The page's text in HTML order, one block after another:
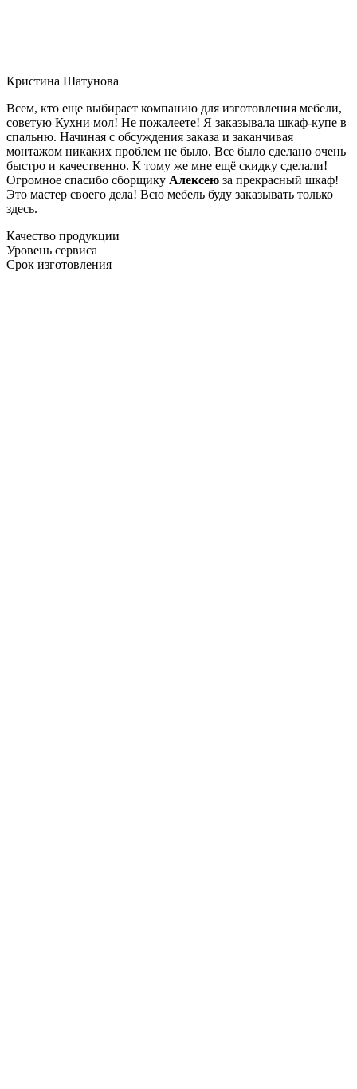
Кристина Шатунова
Всем, кто еще выбирает компанию для изготовления мебели,
советую Кухни мол! Не пожалеете! Я заказывала шкаф-купе в
спальню. Начиная с обсуждения заказа и заканчивая
монтажом никаких проблем не было. Все было сделано очень
быстро и качественно. К тому же мне ещё скидку сделали!
Огромное спасибо сборщику Алексею за прекрасный шкаф!
Это мастер своего дела! Всю мебель буду заказывать только
здесь.
Качество продукции
Уровень сервиса
Срок изготовления